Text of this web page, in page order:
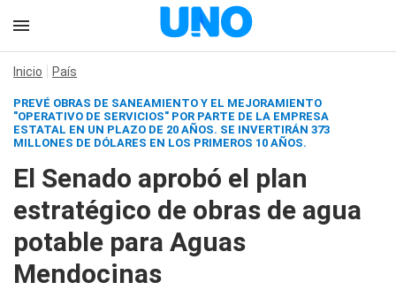
Inicio País
PREVÉ OBRAS DE SANEAMIENTO Y EL MEJORAMIENTO
"OPERATIVO DE SERVICIOS" POR PARTE DE LA EMPRESA
ESTATAL EN UN PLAZO DE 20 AÑOS. SE INVERTIRÁN 373
MILLONES DE DÓLARES EN LOS PRIMEROS 10 AÑOS.
El Senado aprobó el plan
estratégico de obras de agua
potable para Aguas
Mendocinas